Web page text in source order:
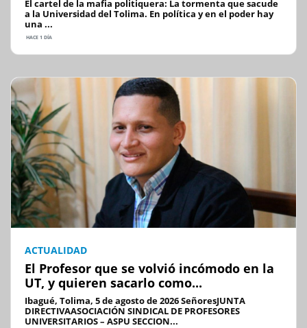
El cartel de la mafia politiquera: La tormenta que sacude
a la Universidad del Tolima. En política y en el poder hay
una ...
HACE 1 DÍA
ACTUALIDAD
El Profesor que se volvió incómodo en la
UT, y quieren sacarlo como...
Ibagué, Tolima, 5 de agosto de 2026 SeñoresJUNTA
DIRECTIVAASOCIACIÓN SINDICAL DE PROFESORES
UNIVERSITARIOS – ASPU SECCION...